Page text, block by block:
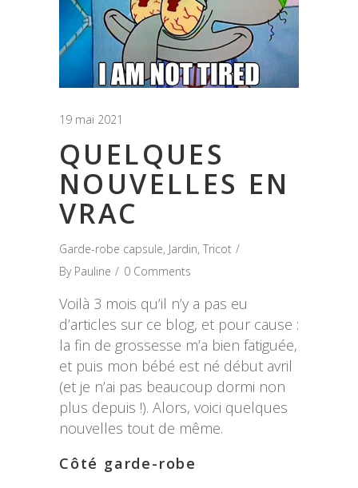
19 mai 2021
QUELQUES
NOUVELLES EN
VRAC
Garde-robe capsule, Jardin, Tricot
By Pauline 0 Comments
Voilà 3 mois qu’il n’y a pas eu
d’articles sur ce blog, et pour cause :
la fin de grossesse m’a bien fatiguée,
et puis mon bébé est né début avril
(et je n’ai pas beaucoup dormi non
plus depuis !). Alors, voici quelques
nouvelles tout de même.
Côté garde-robe